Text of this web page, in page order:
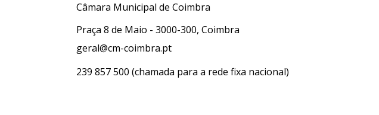
Câmara Municipal de Coimbra
Praça 8 de Maio - 3000-300, Coimbra
geral@cm-coimbra.pt
239 857 500 (chamada para a rede fixa nacional)